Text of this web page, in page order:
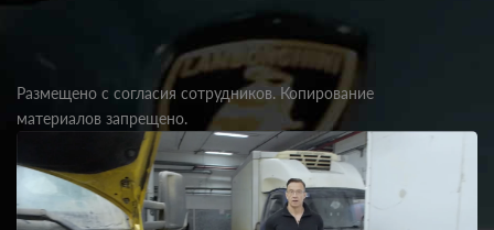
Размещено с согласия сотрудников. Копирование
материалов запрещено.